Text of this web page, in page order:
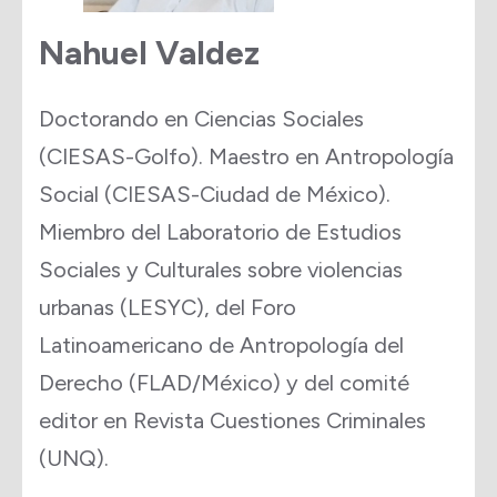
Nahuel Valdez
Doctorando en Ciencias Sociales
(CIESAS-Golfo). Maestro en Antropología
Social (CIESAS-Ciudad de México).
Miembro del Laboratorio de Estudios
Sociales y Culturales sobre violencias
urbanas (LESYC), del Foro
Latinoamericano de Antropología del
Derecho (FLAD/México) y del comité
editor en Revista Cuestiones Criminales
(UNQ).